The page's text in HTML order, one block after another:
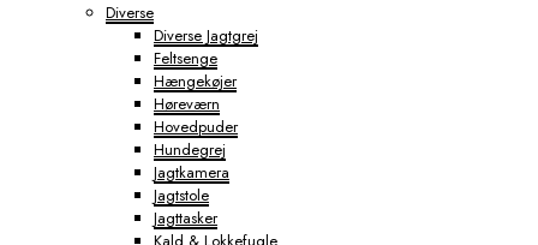
Diverse
Diverse Jagtgrej
Feltsenge
Hængekøjer
Høreværn
Hovedpuder
Hundegrej
Jagtkamera
Jagtstole
Jagttasker